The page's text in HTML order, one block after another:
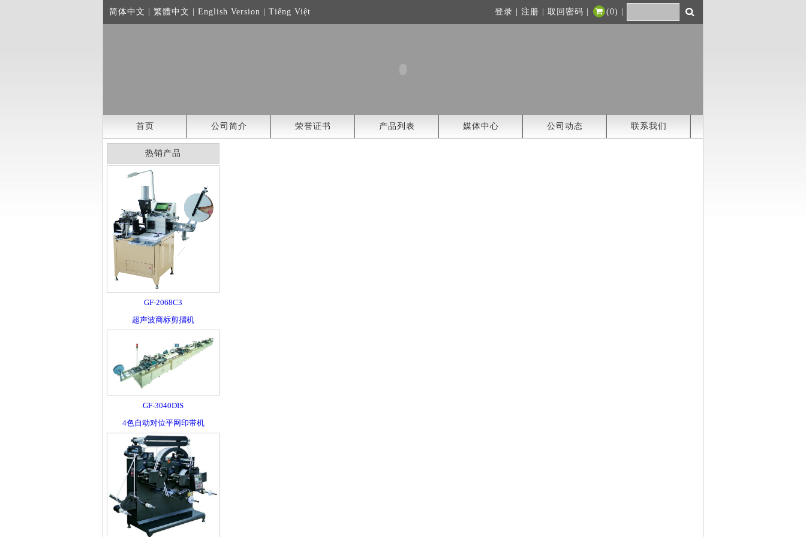
简体中文 繁體中文 English Version Tiếng Việt 登录 注册 取回密码 (0)
首页 公司简介 荣誉证书 产品列表 媒体中心 公司动态 联系我们
热销产品
GF-2068C3
超声波商标剪摺机
GF-3040DIS
4色自动对位平网印带机